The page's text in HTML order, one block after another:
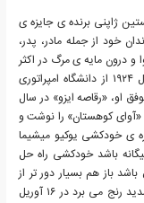
زاده ی ۱۸۹۹ و درگذشته ی ۱۹۷۲، نخستین ژاپنی برنده ی جایزه ی
۹ سالگی) خویشاوندان خود از جمله مادر، پدر،
و درون مایه ی مرگ در اکثر
آثارش را همین یتیمی زودهنگام دانسته اند.او در سال ۱۹۲۴ از دانشگاه امپراتوری
او، «رقاصه ایزو» در سال
بهترین آثارش، «آوای کوهستان» را نوشت و
ی خودکشی یوکیو میشیما
باشد خودکشی راه حل
باز هم بسیار دور تر از
قدیسان جای دارد.»وی که سال ها از ضعف جسمانی شدید رنج می برد در ۱۶ آوریل